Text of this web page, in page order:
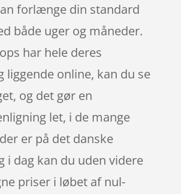
forlænge din standard
både uger og måneder.
har hele deres
liggende online, kan du se
og det gør en
let, i de mange
er på det danske
i dag kan du uden videre
priser i løbet af nul-